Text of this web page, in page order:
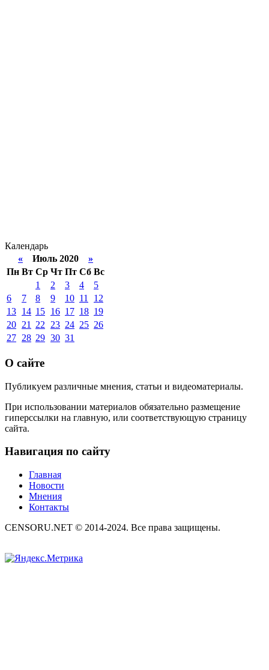
Календарь
« Июль 2020 »
Пн Вт Ср Чт Пт Сб Вс
1
2 3 4
5
6
7 8 9 10 11
12
13 14 15 16 17 18 19
20 21 22 23 24 25 26
27 28 29 30 31
О сайте
Публикуем различные мнения, статьи и видеоматериалы.
При использовании материалов обязательно размещение
гиперссылки на главную, или соответствующую страницу
сайта.
Навигация по сайту
Главная
Новости
Мнения
Контакты
CENSORU.NET © 2014-2024. Все права защищены.